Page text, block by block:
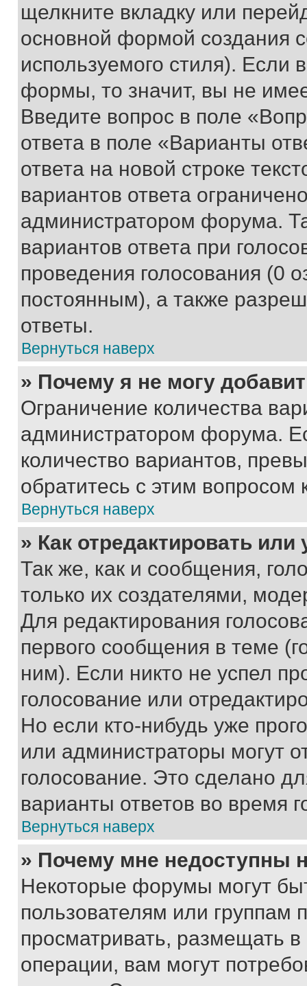
щелкните вкладку или
основной формой создания
используемого стиля). Если
формы, то значит, вы не
Введите вопрос в поле
ответа в поле «Варианты
ответа на новой строке
вариантов ответа
администратором форума.
вариантов ответа при
проведения голосования (0
постоянным), а также
ответы.
Вернуться наверх
» Почему я не могу
Ограничение количества
администратором форума.
количество вариантов,
обратитесь с этим вопросом
Вернуться наверх
» Как отредактировать
Так же, как и сообщения,
только их создателями,
Для редактирования
первого сообщения в теме
ним). Если никто не успел
голосование или
Но если кто-нибудь уже
или администраторы могут
голосование. Это сделано
варианты ответов во время
Вернуться наверх
» Почему мне недоступны
Некоторые форумы могут
пользователям или группам
просматривать, размещать
операции, вам могут